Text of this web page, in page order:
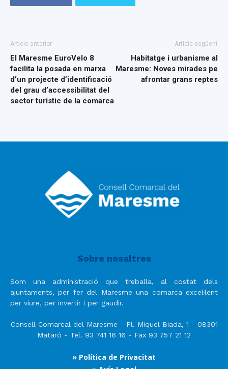
Article anterior
El Maresme EuroVelo 8
facilita la posada en marxa
d’un projecte d’identificació
del grau d’accessibilitat del
sector turístic de la comarca
Article següent
Habitatge i urbanisme al
Maresme: Noves mirades pe
afrontar grans reptes
Sobre nosaltres
Som una administració que treballa, al costat dels
ajuntaments, per fer del Maresme una comarca excel·lent
per viure, per invertir i per gaudir.
Consell Comarcal del Maresme - Pl. Miquel Biada, 1 - 08301
Mataró - Tel. 93 741 16 16 - Fax 93 757 21 12
» Política de Privacitat